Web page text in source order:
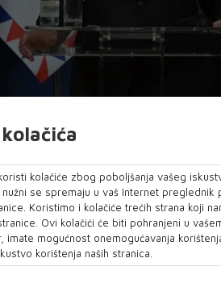
Vučić boravit će u
na poziv kineskog čelnika
ureda.
sastanaka za sada nisu
kolačiće zbog poboljšanja vašeg
se spremaju u vaš Internet preglednik
Koristimo i kolačiće trećih strana koji
Ovi kolačići će biti pohranjeni u
imate mogućnost onemogućavanja
korištenja naših stranica.